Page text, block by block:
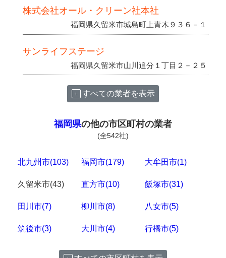
株式会社オール・クリーン社本社
福岡県久留米市城島町上青木９３６－１
サンライフステージ
福岡県久留米市山川追分１丁目２－２５
すべての業者を表示
福岡県の他の市区町村の業者
(全542社)
北九州市(103) 福岡市(179) 大牟田市(1)
久留米市(43) 直方市(10) 飯塚市(31)
田川市(7) 柳川市(8) 八女市(5)
筑後市(3) 大川市(4) 行橋市(5)